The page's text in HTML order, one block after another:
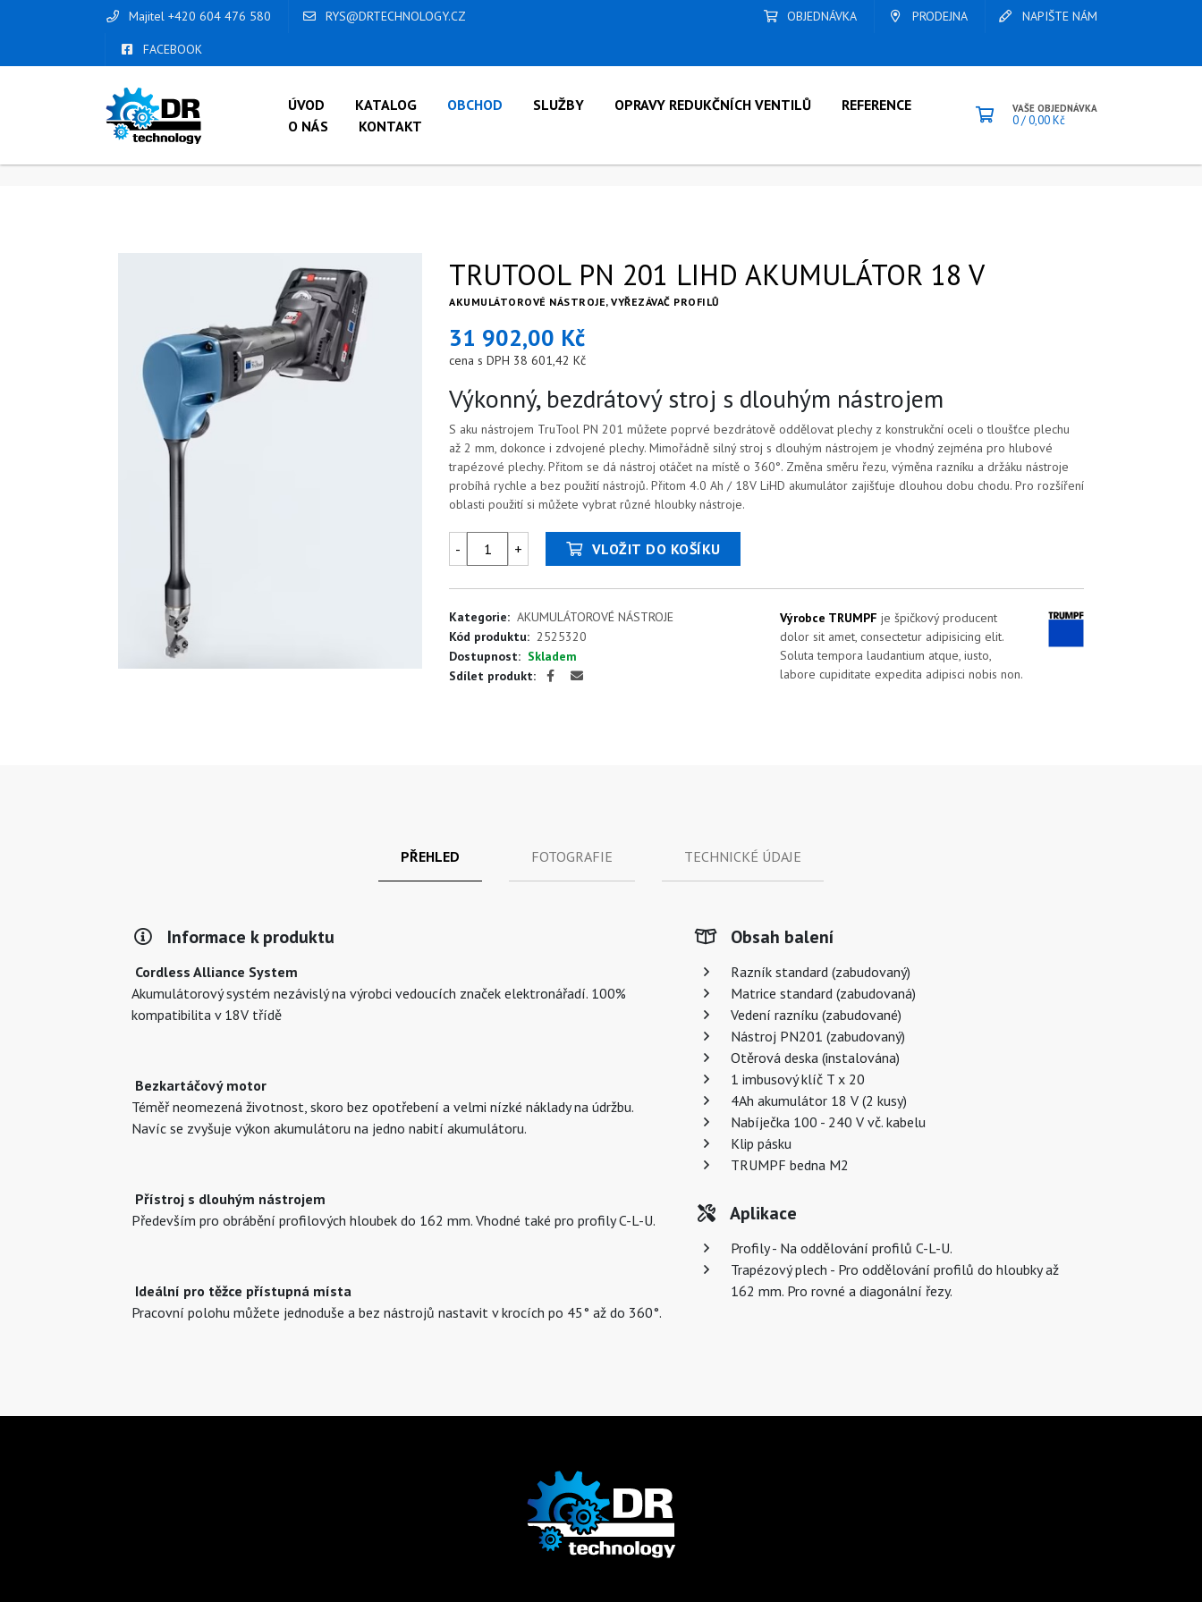
Majitel +420 604 476 580 RYS@DRTECHNOLOGY.CZ
FACEBOOK
OBJEDNÁVKA PRODEJNA NAPIŠTE NÁM
ÚVOD KATALOG OBCHOD SLUŽBY OPRAVY REDUKČNÍCH VENTILŮ
REFERENCE
O NÁS
KONTAKT
VAŠE OBJEDNÁVKA
0/0,00Kč
TRUTOOL PN 201 LIHD AKUMULÁTOR 18 V
AKUMULÁTOROVÉ NÁSTROJE, VYŘEZÁVAČ PROFILŮ
31 902,00 Kč
cena s DPH 38 601,42 Kč
Výkonný, bezdrátový stroj s dlouhým nástrojem
S aku nástrojem TruTool PN 201 můžete poprvé bezdrátově oddělovat plechy z konstrukční oceli o tloušťce plechu
až 2 mm, dokonce i zdvojené plechy. Mimořádně silný stroj s dlouhým nástrojem je vhodný zejména pro hlubové
trapézové plechy. Přitom se dá nástroj otáčet na místě o 360°. Změna směru řezu, výměna razníku a držáku nástroje
probíhá rychle a bez použití nástrojů. Přitom 4.0 Ah / 18V LiHD akumulátor zajišťuje dlouhou dobu chodu. Pro rozšíření
oblasti použití si můžete vybrat různé hloubky nástroje.
- + VLOŽIT DO KOŠÍKU
Kategorie: AKUMULÁTOROVÉ NÁSTROJE
Kód produktu: 2525320
Dostupnost: Skladem
Sdílet produkt:
Výrobce TRUMPF je špičkový producent
dolor sit amet, consectetur adipisicing elit.
Soluta tempora laudantium atque, iusto,
labore cupiditate expedita adipisci nobis non.
PŘEHLED FOTOGRAFIE TECHNICKÉ ÚDAJE
Informace k produktu
Cordless Alliance System
Akumulátorový systém nezávislý na výrobci vedoucích značek elektronářadí. 100%
kompatibilita v 18V třídě
Bezkartáčový motor
Téměř neomezená životnost, skoro bez opotřebení a velmi nízké náklady na údržbu.
Navíc se zvyšuje výkon akumulátoru na jedno nabití akumulátoru.
Přístroj s dlouhým nástrojem
Především pro obrábění profilových hloubek do 162 mm. Vhodné také pro profily C-L-U.
Ideální pro těžce přístupná místa
Pracovní polohu můžete jednoduše a bez nástrojů nastavit v krocích po 45° až do 360°.
Obsah balení
Razník standard (zabudovaný)
Matrice standard (zabudovaná)
Vedení razníku (zabudované)
Nástroj PN201 (zabudovaný)
Otěrová deska (instalována)
1 imbusový klíč T x 20
4Ah akumulátor 18 V (2 kusy)
Nabíječka 100 - 240 V vč. kabelu
Klip pásku
TRUMPF bedna M2
Aplikace
Profily - Na oddělování profilů C-L-U.
Trapézový plech - Pro oddělování profilů do hloubky až
162 mm. Pro rovné a diagonální řezy.